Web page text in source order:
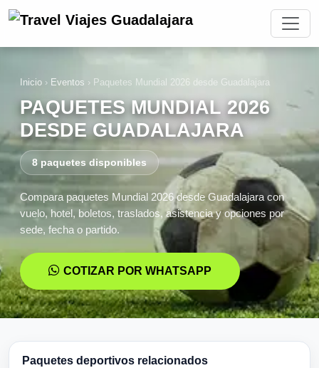
Inicio › Eventos › Paquetes Mundial 2026 desde Guadalajara
PAQUETES MUNDIAL 2026
DESDE GUADALAJARA
8 paquetes disponibles
Compara paquetes Mundial 2026 desde Guadalajara con
vuelo, hotel, boletos, traslados, asistencia y opciones por
sede, fecha o partido.
COTIZAR POR WHATSAPP
Paquetes deportivos relacionados